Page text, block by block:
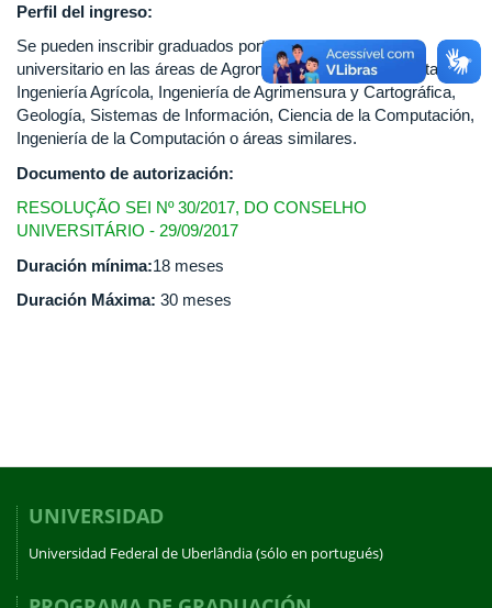
Perfil del ingreso:
Se pueden inscribir graduados portadores de diploma
universitario en las áreas de Agronomía, Ingeniería Forestal,
Ingeniería Agrícola, Ingeniería de Agrimensura y Cartográfica,
Geología, Sistemas de Información, Ciencia de la Computación,
Ingeniería de la Computación o áreas similares.
Documento de autorización:
RESOLUÇÃO SEI Nº 30/2017, DO CONSELHO
UNIVERSITÁRIO - 29/09/2017
Duración mínima:18 meses
Duración Máxima: 30 meses
UNIVERSIDAD
Universidad Federal de Uberlândia (sólo en portugués)